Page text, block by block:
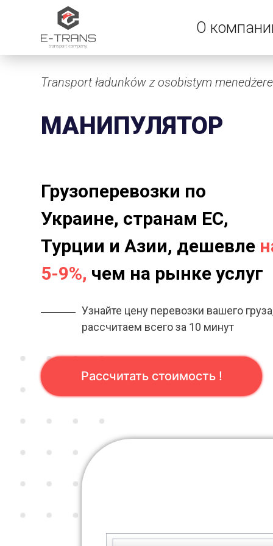
О
Transport ładunków z osobistym
МАНИПУЛЯТОР
Грузоперевозки по
Украине, странам ЕС,
Турции и Азии, дешевле
5-9%, чем на рынке услуг
Узнайте цену перевозки вашего
рассчитаем всего за 10 минут
Рассчитать стоимость !